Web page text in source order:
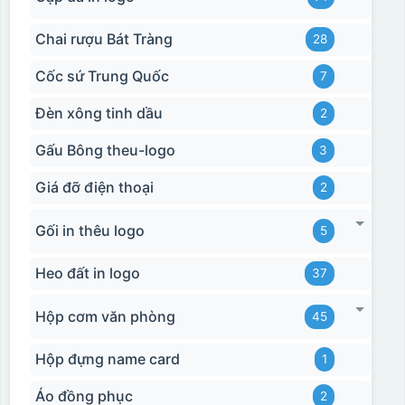
Chai rượu Bát Tràng 28
Cốc sứ Trung Quốc 7
Đèn xông tinh dầu 2
Gấu Bông theu-logo 3
Giá đỡ điện thoại 2
Gối in thêu logo 5
Heo đất in logo 37
Hộp cơm văn phòng 45
Hộp đựng name card 1
Áo đồng phục 2